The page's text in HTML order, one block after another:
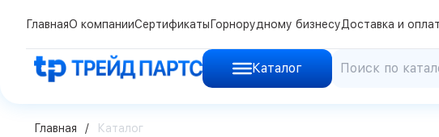
Каталог
ГлавнаяО компанииСертификаты Горнорудному бизнесуДоставка и
Главная Каталог